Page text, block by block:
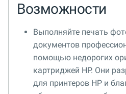
Возможности
Выполняйте печать
документов
помощью недорогих
картриджей HP. Они
для принтеров HP и